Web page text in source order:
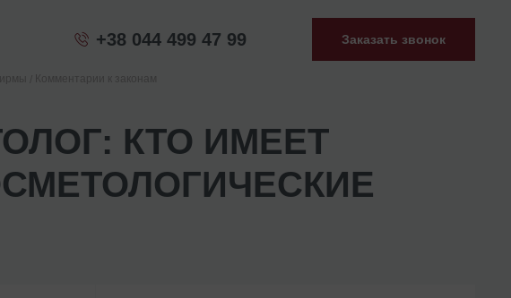
+38 044 499 47 99 Заказать звонок
КТО ИМЕЕТ